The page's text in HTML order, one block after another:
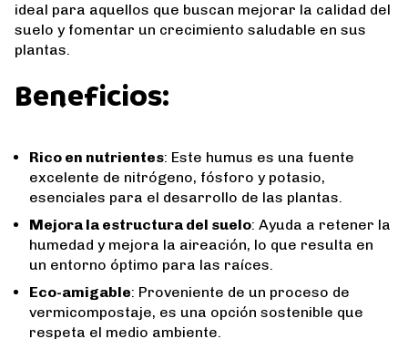
ideal para aquellos que buscan mejorar la calidad del
suelo y fomentar un crecimiento saludable en sus
plantas.
Beneficios:
Rico en nutrientes: Este humus es una fuente
excelente de nitrógeno, fósforo y potasio,
esenciales para el desarrollo de las plantas.
Mejora la estructura del suelo: Ayuda a retener la
humedad y mejora la aireación, lo que resulta en
un entorno óptimo para las raíces.
Eco-amigable: Proveniente de un proceso de
vermicompostaje, es una opción sostenible que
respeta el medio ambiente.